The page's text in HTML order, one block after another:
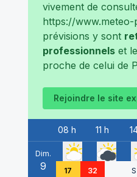
vivement de
https://www.meteo-
prévisions y sont
professionnelset
proche de celui de
Rejoindre le site
Date
08 h 11 h
Dim.
9 17 32 S